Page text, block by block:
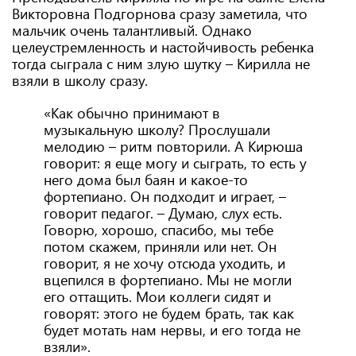
Викторовна Подгорнова сразу заметила, что
мальчик очень талантливый. Однако
целеустремленность и настойчивость ребенка
тогда сыграла с ним злую шутку – Кирилла не
взяли в школу сразу.
«Как обычно принимают в
музыкальную школу? Прослушали
мелодию – ритм повторили. А Кирюша
говорит: я еще могу и сыграть, то есть у
него дома был баян и какое-то
фортепиано. Он подходит и играет, –
говорит педагог. – Думаю, слух есть.
Говорю, хорошо, спасибо, мы тебе
потом скажем, приняли или нет. Он
говорит, я не хочу отсюда уходить, и
вцепился в фортепиано. Мы не могли
его оттащить. Мои коллеги сидят и
говорят: этого не будем брать, так как
будет мотать нам нервы, и его тогда не
взяли».